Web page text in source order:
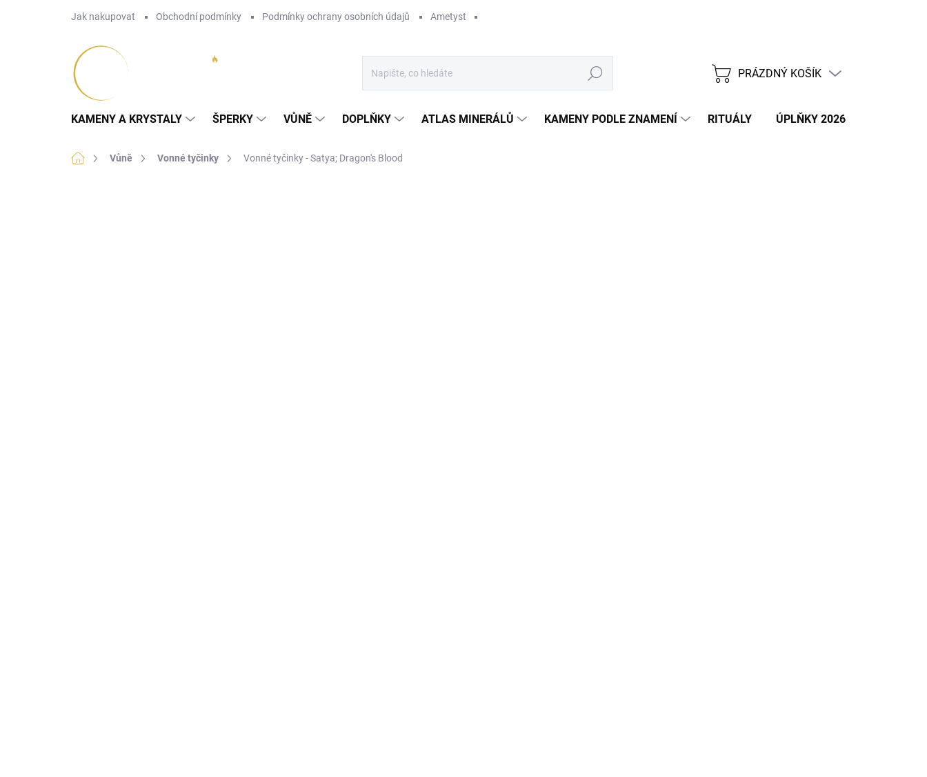
Jak nakupovat Obchodní podmínky Podmínky ochrany osobních údajů Ametyst
Hledat
NÁKUPNÍ
PRÁZDNÝ KOŠÍK
KAMENY A KRYSTALY ŠPERKY VŮNĚ DOPLŇKY ATLAS MINERÁLŮ KAMENY PODLE ZNAMENÍ RITUÁLY ÚPLŇKY 2026
Domů Vůně Vonné tyčinky Vonné tyčinky - Satya; Dragon's Blood